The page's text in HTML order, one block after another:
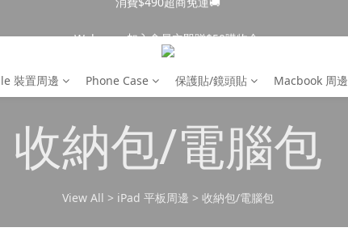
消費$490超商免運🚚
裝置周邊 Phone Case 保護貼/鏡頭貼 Macbook 周邊
收納包/電腦包
View All > iPad 平板周邊 > 收納包/電腦包